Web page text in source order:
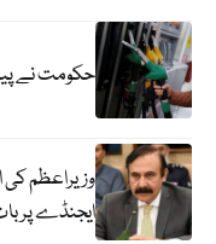
حکومت نے
وزیراعظم
ایجنڈے پر